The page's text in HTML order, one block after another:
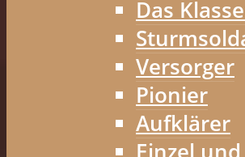
Das
Versorger
Pionier
Aufklärer